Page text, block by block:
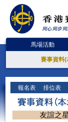
馬場活動
賽事資料(
報名表 排位表
友誼之